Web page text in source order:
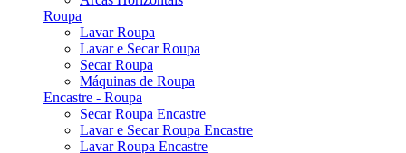
Roupa
Lavar Roupa
Lavar e Secar Roupa
Secar Roupa
Máquinas de Roupa
Encastre - Roupa
Secar Roupa Encastre
Lavar e Secar Roupa Encastre
Lavar Roupa Encastre